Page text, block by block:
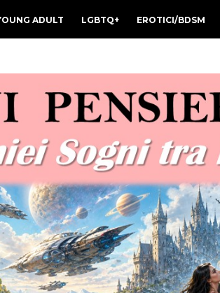
ADULT LGBTQ+ EROTICI/BDSM